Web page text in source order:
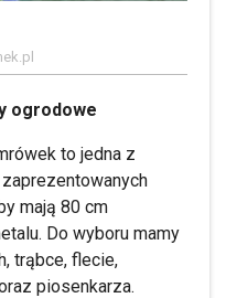
ogrodowe
to jedna z
mają 80 cm
Do wyboru mamy
trąbce, flecie,
piosenkarza.